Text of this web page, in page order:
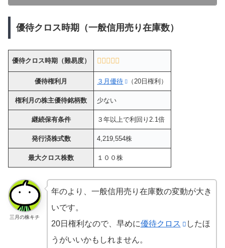
優待クロス時期（一般信用売り在庫数）
優待クロス時期（難易度）
優待権利月 ３月優待 （20日権利）
権利月の株主優待銘柄数 少ない
継続保有条件 ３年以上で利回り2.1倍
発行済株式数 4,219,554株
最大クロス株数 １００株
三月の株キチ
年のより、一般信用売り在庫数の変動が大き
いです。
20日権利なので、早めに優待クロス
したほ
うがいいかもしれません。